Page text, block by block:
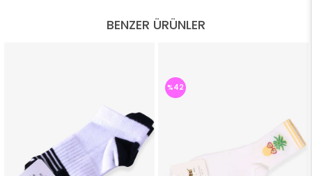
BENZER ÜRÜNLER
%42